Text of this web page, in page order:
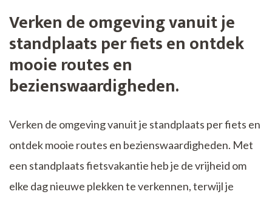
Verken de omgeving vanuit je
standplaats per fiets en ontdek
mooie routes en
bezienswaardigheden.
Verken de omgeving vanuit je standplaats per fiets en
ontdek mooie routes en bezienswaardigheden. Met
een standplaats fietsvakantie heb je de vrijheid om
elke dag nieuwe plekken te verkennen, terwijl je